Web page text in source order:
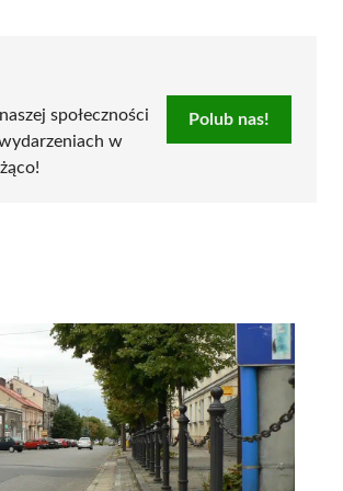
społeczności
w
Polub nas!